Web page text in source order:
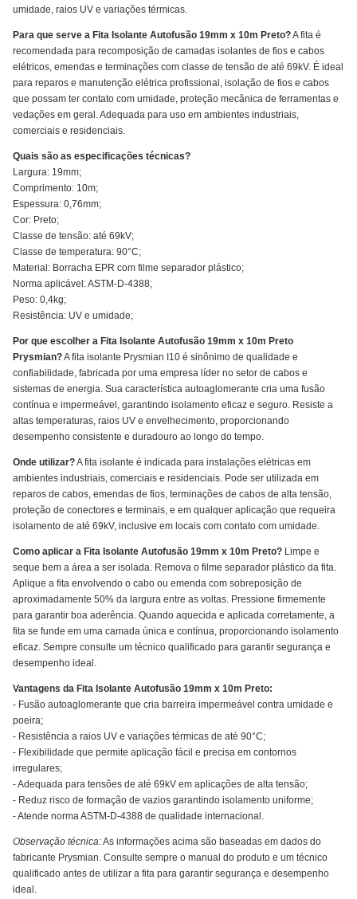
umidade, raios UV e variações térmicas.
Para que serve a Fita Isolante Autofusão 19mm x 10m Preto?A fita é
recomendada para recomposição de camadas isolantes de fios e cabos
elétricos, emendas e terminações com classe de tensão de até 69kV. É ideal
para reparos e manutenção elétrica profissional, isolação de fios e cabos
que possam ter contato com umidade, proteção mecânica de ferramentas e
vedações em geral. Adequada para uso em ambientes industriais,
comerciais e residenciais.
Quais são as especificações técnicas?
Largura: 19mm;
Comprimento: 10m;
Espessura: 0,76mm;
Cor: Preto;
Classe de tensão: até 69kV;
Classe de temperatura: 90°C;
Material: Borracha EPR com filme separador plástico;
Norma aplicável: ASTM-D-4388;
Peso: 0,4kg;
Resistência: UV e umidade;
Por que escolher a Fita Isolante Autofusão 19mm x 10m Preto
Prysmian?A fita isolante Prysmian I10 é sinônimo de qualidade e
confiabilidade, fabricada por uma empresa líder no setor de cabos e
sistemas de energia. Sua característica autoaglomerante cria uma fusão
contínua e impermeável, garantindo isolamento eficaz e seguro. Resiste a
altas temperaturas, raios UV e envelhecimento, proporcionando
desempenho consistente e duradouro ao longo do tempo.
Onde utilizar?A fita isolante é indicada para instalações elétricas em
ambientes industriais, comerciais e residenciais. Pode ser utilizada em
reparos de cabos, emendas de fios, terminações de cabos de alta tensão,
proteção de conectores e terminais, e em qualquer aplicação que requeira
isolamento de até 69kV, inclusive em locais com contato com umidade.
Como aplicar a Fita Isolante Autofusão 19mm x 10m Preto? Limpe e
seque bem a área a ser isolada. Remova o filme separador plástico da fita.
Aplique a fita envolvendo o cabo ou emenda com sobreposição de
aproximadamente 50% da largura entre as voltas. Pressione firmemente
para garantir boa aderência. Quando aquecida e aplicada corretamente, a
fita se funde em uma camada única e contínua, proporcionando isolamento
eficaz. Sempre consulte um técnico qualificado para garantir segurança e
desempenho ideal.
Vantagens da Fita Isolante Autofusão 19mm x 10m Preto:
- Fusão autoaglomerante que cria barreira impermeável contra umidade e
poeira;
- Resistência a raios UV e variações térmicas de até 90°C;
- Flexibilidade que permite aplicação fácil e precisa em contornos
irregulares;
- Adequada para tensões de até 69kV em aplicações de alta tensão;
- Reduz risco de formação de vazios garantindo isolamento uniforme;
- Atende norma ASTM-D-4388 de qualidade internacional.
Observação técnica:As informações acima são baseadas em dados do
fabricante Prysmian. Consulte sempre o manual do produto e um técnico
qualificado antes de utilizar a fita para garantir segurança e desempenho
ideal.